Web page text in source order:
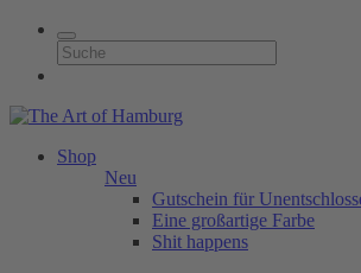
Shop
Neu
Gutschein für
Eine großartige Farbe
Shit happens